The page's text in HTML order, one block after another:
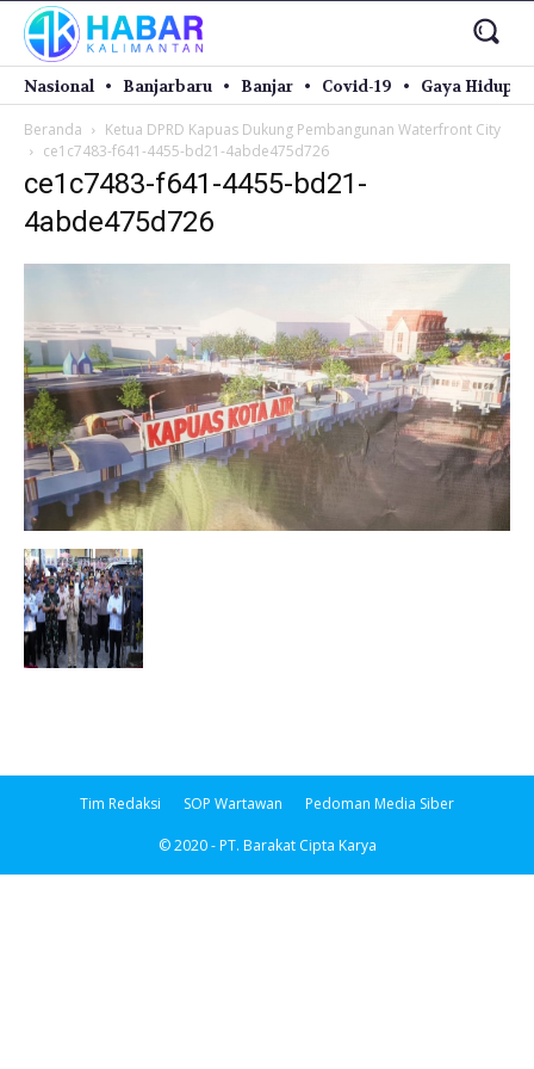
Nasional Banjarbaru Banjar Covid-19 Gaya Hidup
Beranda
Ketua DPRD Kapuas Dukung Pembangunan Waterfront City
ce1c7483-f641-4455-bd21-4abde475d726
ce1c7483-f641-4455-bd21-
4abde475d726
Tim Redaksi SOP Wartawan Pedoman Media Siber
© 2020 - PT. Barakat Cipta Karya